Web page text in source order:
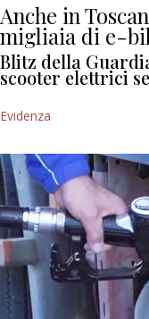
Anche in
migliaia di e-
Blitz della
scooter elettrici
Evidenza